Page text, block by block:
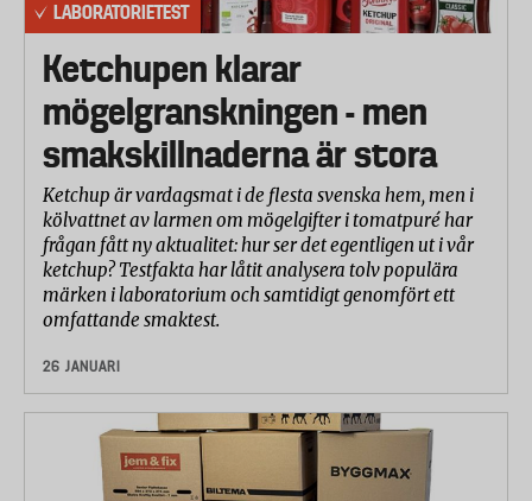
LABORATORIETEST
Ketchupen klarar
mögelgranskningen - men
smakskillnaderna är stora
Ketchup är vardagsmat i de flesta svenska hem, men i
kölvattnet av larmen om mögelgifter i tomatpuré har
frågan fått ny aktualitet: hur ser det egentligen ut i vår
ketchup? Testfakta har låtit analysera tolv populära
märken i laboratorium och samtidigt genomfört ett
omfattande smaktest.
26 JANUARI